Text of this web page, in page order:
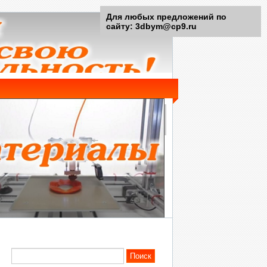
Для любых предложений по
сайту: 3dbym@cp9.ru